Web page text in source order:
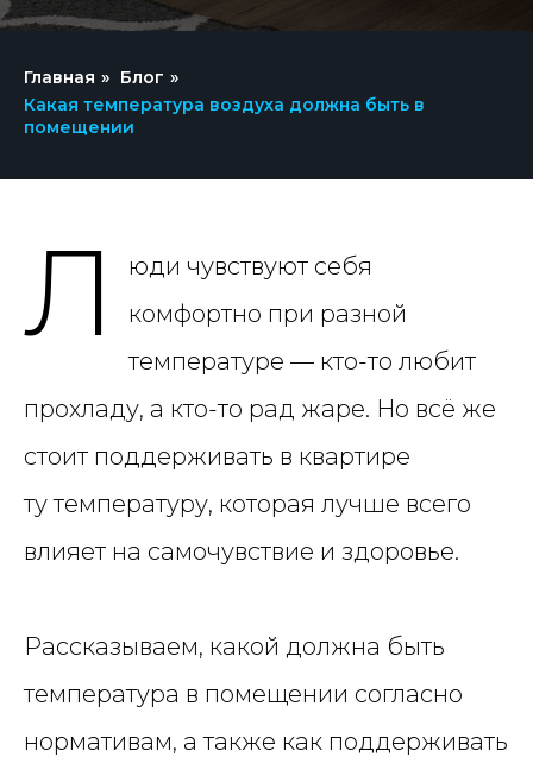
Главная » Блог »
Какая температура воздуха должна быть в
помещении
Л
юди чувствуют себя
комфортно при разной
температуре — кто-то любит
прохладу, а кто-то рад жаре. Но всё же
стоит поддерживать в квартире
ту температуру, которая лучше всего
влияет на самочувствие и здоровье.
Рассказываем, какой должна быть
температура в помещении согласно
нормативам, а также как поддерживать